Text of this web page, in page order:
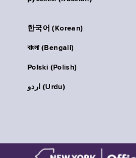
한국어 (Korean)
বাংলা (Bengali)
Polski (Polish)
اردو (Urdu)